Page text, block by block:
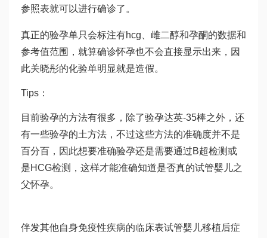
参照表就可以进行确诊了。
真正的验孕单只会标注有hcg、雌二醇和孕酮的数据和
参考值范围，就算确诊怀孕也不会直接显示出来，因
此关晓彤的化验单明显就是造假。
Tips：
目前验孕的方法有很多，除了验孕达英-35棒之外，还
有一些验孕的土方法，不过这些方法的准确度并不是
百分百，因此想要准确验孕还是需要通过B超检测或
是HCG检测，这样才能准确知道是否真的试管婴儿之
父怀孕。
伴发其他自身免疫性疾病的临床表试管婴儿移植后症